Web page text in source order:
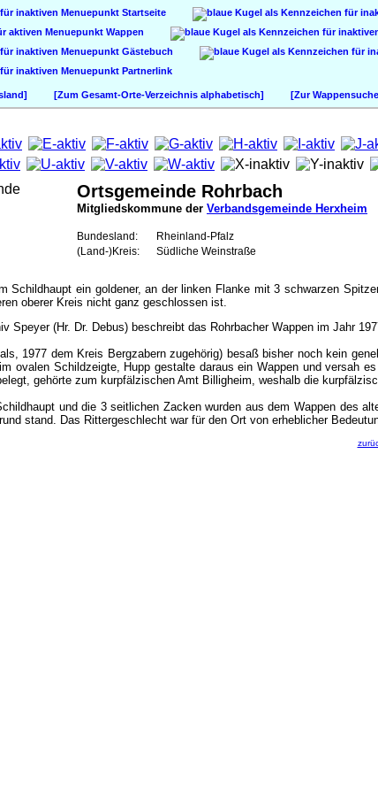
Startseite
Wappen
Gästebuch
Partnerlink
[Zum Gesamt-Orte-Verzeichnis alphabetisch] [Zur
Ortsgemeinde Rohrbach
Mitgliedskommune der Verbandsgemeinde Herxheim
Bundesland:
Rheinland-Pfalz
(Land-)Kreis:
Südliche Weinstraße
Schildhaupt ein goldener, an der linken Flanke mit 3 schwarzen
oberer Kreis nicht ganz geschlossen ist.
Speyer (Hr. Dr. Debus) beschreibt das Rohrbacher Wappen im Jahr
1977 dem Kreis Bergzabern zugehörig) besaß bisher noch kein
ovalen Schildzeigte, Hupp gestalte daraus ein Wappen und versah
gehörte zum kurpfälzischen Amt Billigheim, weshalb die
und die 3 seitlichen Zacken wurden aus dem Wappen des
stand. Das Rittergeschlecht war für den Ort von erheblicher